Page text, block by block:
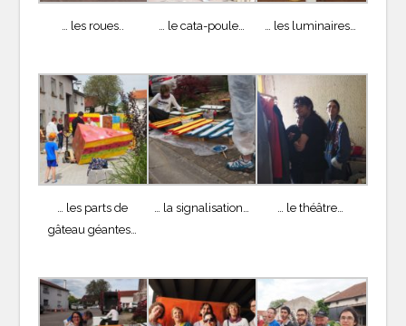
… les roues.. … le cata-poule… … les luminaires…
… les parts de
gâteau géantes…
… la signalisation… … le théâtre…